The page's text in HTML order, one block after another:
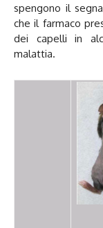
spengono il
che il farmaco
dei capelli in
malattia.